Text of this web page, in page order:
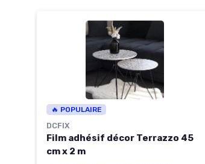
🔥 POPULAIRE
DCFIX
Film adhésif décor Terrazzo 45
cm x 2 m